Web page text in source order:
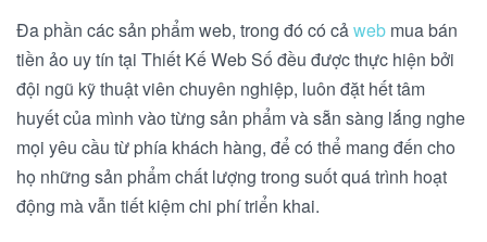
Đa phần các sản phẩm web, trong đó có cảweb mua bán
tiền ảo uy tín tại Thiết Kế Web Số đều được thực hiện bởi
đội ngũ kỹ thuật viên chuyên nghiệp, luôn đặt hết tâm
huyết của mình vào từng sản phẩm và sẵn sàng lắng nghe
mọi yêu cầu từ phía khách hàng, để có thể mang đến cho
họ những sản phẩm chất lượng trong suốt quá trình hoạt
động mà vẫn tiết kiệm chi phí triển khai.